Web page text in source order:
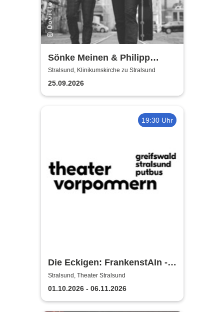
Sönke Meinen & Philipp
Wiechert | Konzert in
Klinikumskirche Strasund
Stralsund, Klinikumskirche zu Stralsund
25.09.2026
19:30 Uhr
Die Eckigen: FrankenstAIn -
Theater Vorpommern
Stralsund, Theater Stralsund
01.10.2026 - 06.11.2026